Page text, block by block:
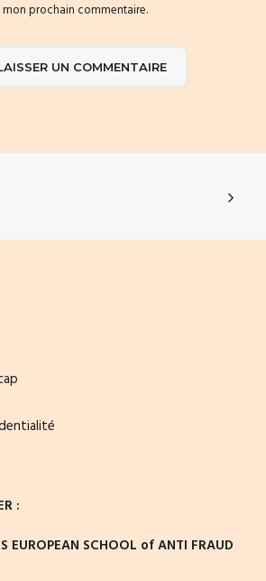
prochain commentaire.
:
EUROPEAN SCHOOL of ANTI FRAUD